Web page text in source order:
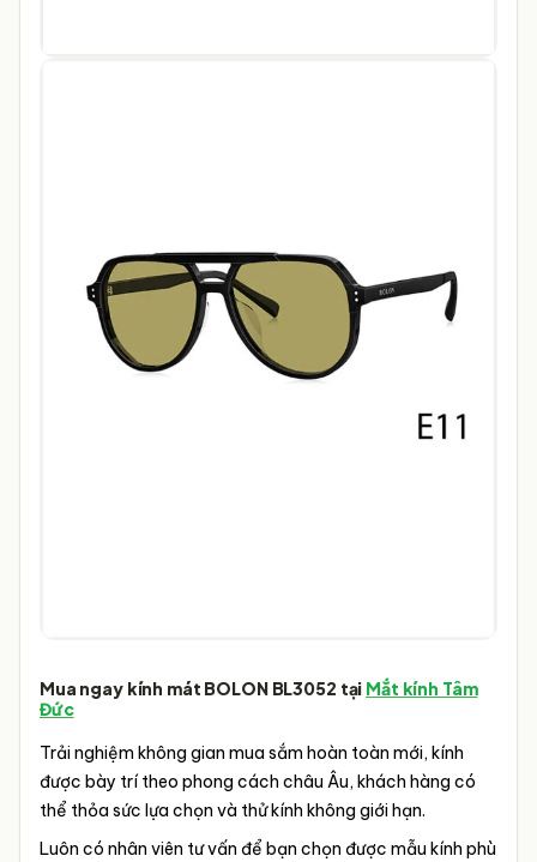
Mua ngay kính mát BOLON BL3052 tại Mắt kính Tâm
Đức
Trải nghiệm không gian mua sắm hoàn toàn mới, kính
được bày trí theo phong cách châu Âu, khách hàng có
thể thỏa sức lựa chọn và thử kính không giới hạn.
Luôn có nhân viên tư vấn để bạn chọn được mẫu kính phù